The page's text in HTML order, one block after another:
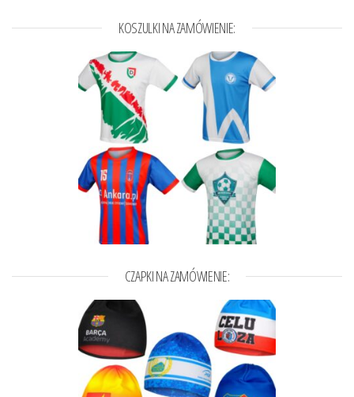
KOSZULKI NA ZAMÓWIENIE:
CZAPKI NA ZAMÓWIENIE: